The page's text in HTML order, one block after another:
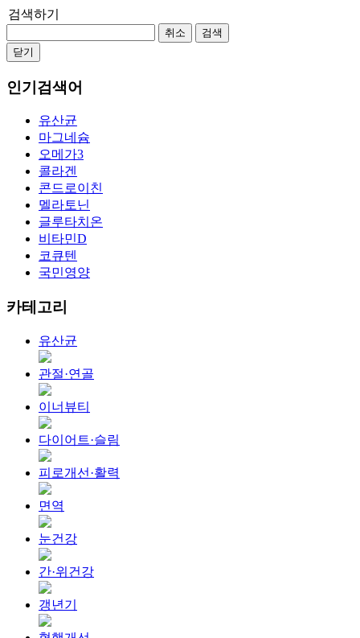
검색하기
취소
검색
닫기
인기검색어
유산균
마그네슘
오메가3
콜라겐
콘드로이친
멜라토닌
글루타치온
비타민D
코큐텐
국민영양
카테고리
유산균
관절·연골
이너뷰티
다이어트·슬림
피로개선·활력
면역
눈건강
간·위건강
갱년기